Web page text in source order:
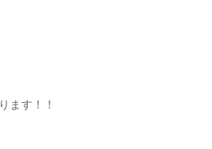
ます！！